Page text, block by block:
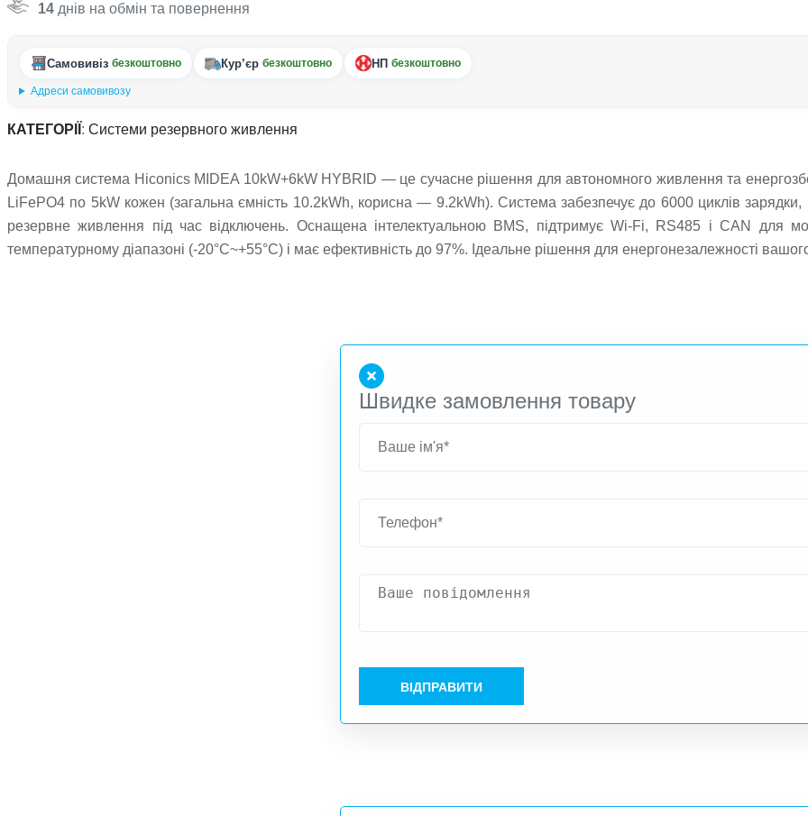
14 днів на обмін та повернення
Самовивіз безкоштовно Кур’єр безкоштовно НП безкоштовно
Адреси самовивозу
КАТЕГОРІЇ : Системи резервного живлення
Домашня система Hiconics MIDEA 10kW+6kW HYBRID — це сучасне рішення для автономного живлення та
LiFePO4 по 5kW кожен (загальна ємність 10.2kWh, корисна — 9.2kWh). Система забезпечує до 6000 циклів
резервне живлення під час відключень. Оснащена інтелектуальною BMS, підтримує Wi-Fi, RS485 і CAN для
температурному діапазоні (-20°C~+55°C) і має ефективність до 97%. Ідеальне рішення для енергонезалежності
Швидке замовлення товару
ВІДПРАВИТИ